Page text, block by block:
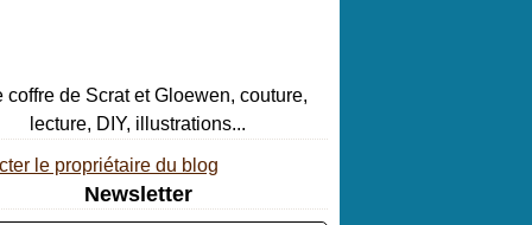
le propriétaire du blog
Newsletter